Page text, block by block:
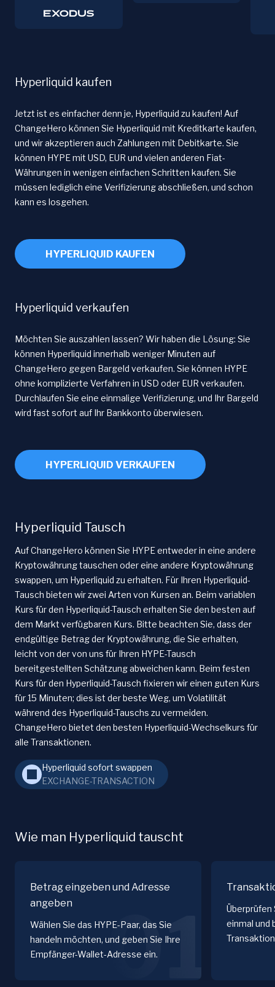
Hyperliquid kaufen
Jetzt ist es einfacher denn je, Hyperliquid zu kaufen! Auf
ChangeHero können Sie Hyperliquid mit Kreditkarte kaufen,
und wir akzeptieren auch Zahlungen mit Debitkarte. Sie
können HYPE mit USD, EUR und vielen anderen Fiat-
Währungen in wenigen einfachen Schritten kaufen. Sie
müssen lediglich eine Verifizierung abschließen, und schon
kann es losgehen.
HYPERLIQUID KAUFEN
Hyperliquid verkaufen
Möchten Sie auszahlen lassen? Wir haben die Lösung: Sie
können Hyperliquid innerhalb weniger Minuten auf
ChangeHero gegen Bargeld verkaufen. Sie können HYPE
ohne komplizierte Verfahren in USD oder EUR verkaufen.
Durchlaufen Sie eine einmalige Verifizierung, und Ihr Bargeld
wird fast sofort auf Ihr Bankkonto überwiesen.
HYPERLIQUID VERKAUFEN
Hyperliquid Tausch
Auf ChangeHero können Sie HYPE entweder in eine andere
Kryptowährung tauschen oder eine andere Kryptowährung
swappen, um Hyperliquid zu erhalten. Für Ihren Hyperliquid-
Tausch bieten wir zwei Arten von Kursen an. Beim variablen
Kurs für den Hyperliquid-Tausch erhalten Sie den besten auf
dem Markt verfügbaren Kurs. Bitte beachten Sie, dass der
endgültige Betrag der Kryptowährung, die Sie erhalten,
leicht von der von uns für Ihren HYPE-Tausch
bereitgestellten Schätzung abweichen kann. Beim festen
Kurs für den Hyperliquid-Tausch fixieren wir einen guten Kurs
für 15 Minuten; dies ist der beste Weg, um Volatilität
während des Hyperliquid-Tauschs zu vermeiden.
ChangeHero bietet den besten Hyperliquid-Wechselkurs für
alle Transaktionen.
Hyperliquid sofort swappen
EXCHANGE-TRANSACTION
Wie man Hyperliquid tauscht
Betrag eingeben und Adresse
angeben
Wählen Sie das HYPE-Paar, das Sie
handeln möchten, und geben Sie Ihre
Empfänger-Wallet-Adresse ein.
01
Überprüfen
einmal und